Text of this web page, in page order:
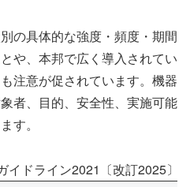
の具体的な強度・頻度・期間
や、本邦で広く導入されてい
注意が促されています。機器
者、目的、安全性、実施可能
す。
イドライン2021〔改訂2025〕